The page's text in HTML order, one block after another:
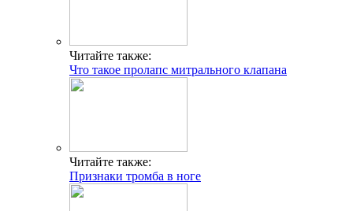
Читайте также:
Что такое пролапс митрального клапана
Читайте также:
Признаки тромба в ноге